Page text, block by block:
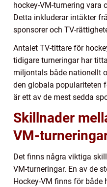
hockey-VM-turnering vara
Detta inkluderar intäkter
sponsorer och TV-
Antalet TV-tittare för
tidigare turneringar har
miljontals både nationellt
den globala populariteten
är ett av de mest sedda
Skillnader
VM-
Det finns några viktiga
VM-turneringar. En av de
Hockey-VM finns för både